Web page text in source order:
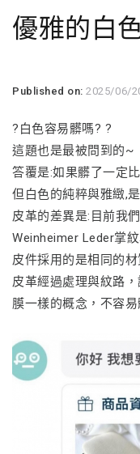
優雅的白
Published on:2025/06/
?白色容易髒嗎? ?
這題也是最被問到的~
答覆是:如果髒了一定
但白色的純粹與雅緻,
皮革的差異是:目前我
Weinheimer Leder掌
皮件採用的是相同的材
皮革經過處理與紋路
膜一樣的概念，不容